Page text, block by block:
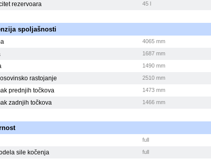
rezervoara 45 l
spoljašnosti
4065 mm
1687 mm
1490 mm
rastojanje 2510 mm
prednjih točkova 1473 mm
zadnjih točkova 1466 mm
full
sile kočenja full